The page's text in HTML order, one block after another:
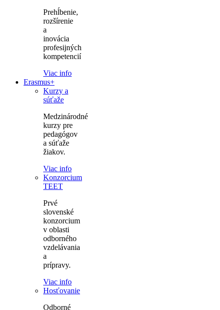
Prehĺbenie,
rozšírenie
a
inovácia
profesijných
kompetencií
Viac info
Erasmus+
Kurzy a
súťaže
Medzinárodné
kurzy pre
pedagógov
a súťaže
žiakov.
Viac info
Konzorcium
TEET
Prvé
slovenské
konzorcium
v oblasti
odborného
vzdelávania
a
prípravy.
Viac info
Hosťovanie
Odborné